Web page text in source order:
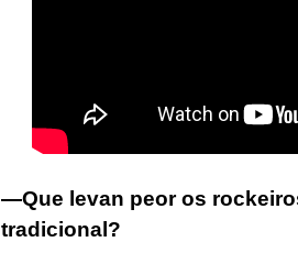
—Que levan peor os
tradicional?